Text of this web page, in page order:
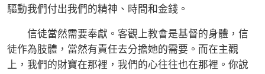
驅動我們付出我們的精神、時間和金錢。
信徒當然需要奉獻。客觀上教會是基督的身體，信
徒作為肢體，當然有責任去分擔她的需要。而在主觀
上，我們的財寶在那裡，我們的心往往也在那裡。你說